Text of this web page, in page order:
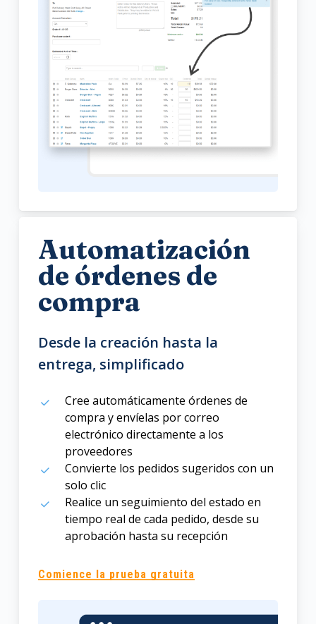
Automatización
de órdenes de
compra
Desde la creación hasta la
entrega, simplificado
Cree automáticamente órdenes de
compra y envíelas por correo
electrónico directamente a los
proveedores
Convierte los pedidos sugeridos con un
solo clic
Realice un seguimiento del estado en
tiempo real de cada pedido, desde su
aprobación hasta su recepción
Comience la prueba gratuita